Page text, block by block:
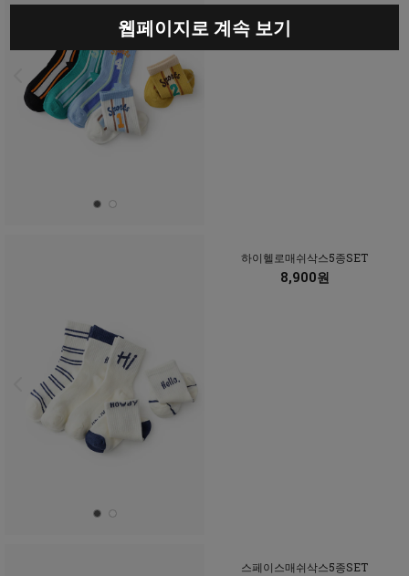
하이헬로매쉬삭스5종SET
8,900원
스페이스매쉬삭스5종SET
웹페이지로 계속 보기